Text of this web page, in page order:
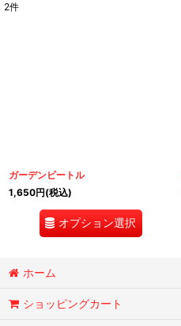
2件
ガーデンビートル
1,650円(税込)
オプション選択
ホーム
ショッピングカート